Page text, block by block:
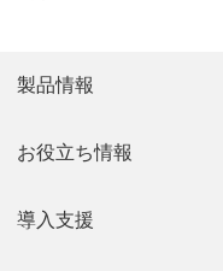
製品情報
お役立ち情報
導入支援